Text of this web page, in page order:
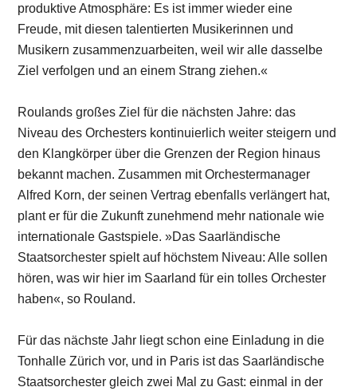
produktive Atmosphäre: Es ist immer wieder eine
Freude, mit diesen talentierten Musikerinnen und
Musikern zusammenzuarbeiten, weil wir alle dasselbe
Ziel verfolgen und an einem Strang ziehen.«
Roulands großes Ziel für die nächsten Jahre: das
Niveau des Orchesters kontinuierlich weiter steigern und
den Klangkörper über die Grenzen der Region hinaus
bekannt machen. Zusammen mit Orchestermanager
Alfred Korn, der seinen Vertrag ebenfalls verlängert hat,
plant er für die Zukunft zunehmend mehr nationale wie
internationale Gastspiele. »Das Saarländische
Staatsorchester spielt auf höchstem Niveau: Alle sollen
hören, was wir hier im Saarland für ein tolles Orchester
haben«, so Rouland.
Für das nächste Jahr liegt schon eine Einladung in die
Tonhalle Zürich vor, und in Paris ist das Saarländische
Staatsorchester gleich zwei Mal zu Gast: einmal in der